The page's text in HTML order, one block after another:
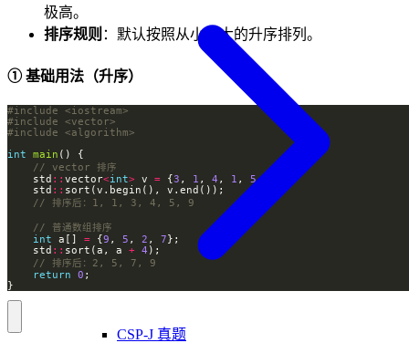
CSP-J 真题
n)
极高。
排序规则 ：默认按照从小到大的升序排列。
① 基础用法（升序）
#include
<iostream>
#include
<vector>
#include
<algorithm>
int
main
    std
:: vector<int> v = {3 , 1 , 4 , 1 , 5,
    std
::
int a[] = {9 , 5 , 2 , 7
    std
:: sort(a, a + 4
return
0
}